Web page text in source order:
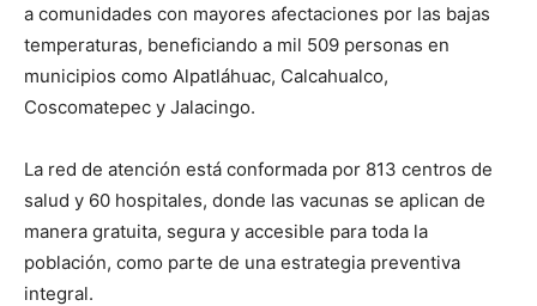
a comunidades con mayores afectaciones por las bajas
temperaturas, beneficiando a mil 509 personas en
municipios como Alpatláhuac, Calcahualco,
Coscomatepec y Jalacingo.
La red de atención está conformada por 813 centros de
salud y 60 hospitales, donde las vacunas se aplican de
manera gratuita, segura y accesible para toda la
población, como parte de una estrategia preventiva
integral.